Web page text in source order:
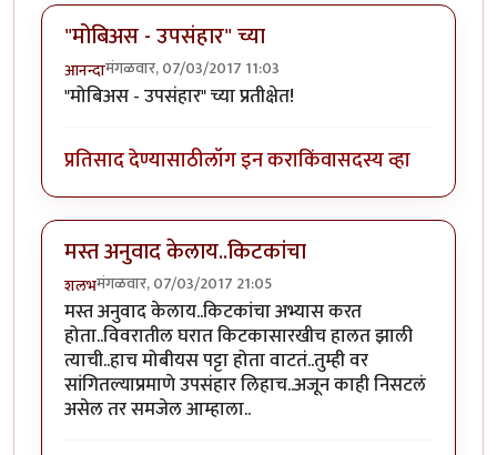
"मोबिअस - उपसंहार" च्या
आनन्दामंगळवार, 07/03/2017 11:03
"मोबिअस - उपसंहार" च्या प्रतीक्षेत!
प्रतिसाद देण्यासाठीलॉग इन कराकिंवासदस्य व्हा
मस्त अनुवाद केलाय..किटकांचा
शलभमंगळवार, 07/03/2017 21:05
मस्त अनुवाद केलाय..किटकांचा अभ्यास करत
होता..विवरातील घरात किटकासारखीच हालत झाली
त्याची..हाच मोबीयस पट्टा होता वाटतं..तुम्ही वर
सांगितल्याप्रमाणे उपसंहार लिहाच..अजून काही निसटलं
असेल तर समजेल आम्हाला..